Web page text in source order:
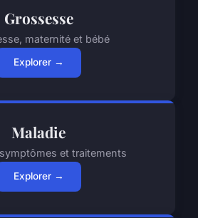
Grossesse
maternité et bébé
Explorer →
Maladie
et traitements
Explorer →